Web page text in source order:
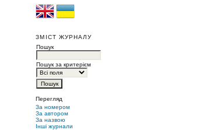
ЗМІСТ ЖУРНАЛУ
Пошук
Пошук за критерієм
Перегляд
За номером
За автором
За назвою
Інші журнали